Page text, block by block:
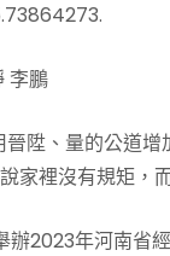
李鵬
陞、量的公道
家裡沒有規矩，
辦2023年河南省